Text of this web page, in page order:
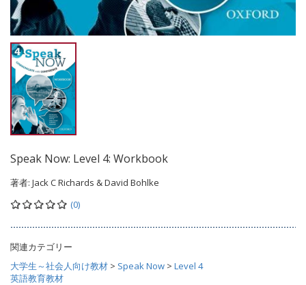
Speak Now: Level 4: Workbook
著者: Jack C Richards & David Bohlke
(0)
関連カテゴリー
大学生～社会人向け教材 > Speak Now > Level 4
英語教育教材